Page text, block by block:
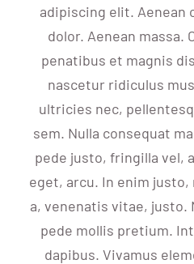
Präventionskurse
Blog
KONTAKT AUFNEHMEN
adipiscing elit. Aenean
dolor. Aenean massa.
penatibus et magnis
nascetur ridiculus
ultricies nec,
sem. Nulla consequat
pede justo, fringilla vel,
eget, arcu. In enim
a, venenatis vitae, justo.
pede mollis pretium.
dapibus. Vivamus